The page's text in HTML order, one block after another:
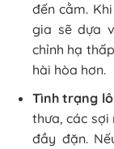
đến cằm.
gia sẽ dựa
chỉnh hạ
hài hòa hơn.
Tình trạng
thưa, các
đầy đặn.